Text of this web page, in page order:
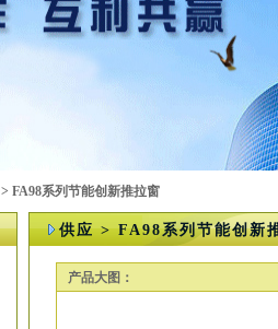
> FA98系列节能创新推拉窗
供应 > FA98系列节能创新
产品大图：